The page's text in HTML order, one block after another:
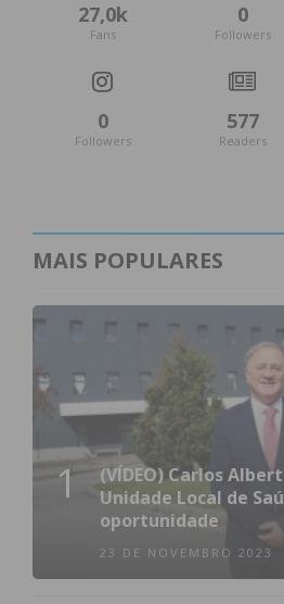
27,0k
Fans
0
Followers
0
Followers
577
Readers
MAIS POPULARES
1
(VÍDEO) Carlos
Unidade Local de
oportunidade
23 DE NOVEMBRO 2023